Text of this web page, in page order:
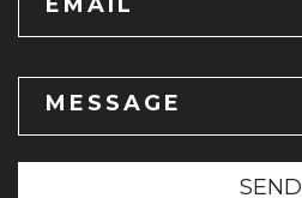
MESSAGE
SEND